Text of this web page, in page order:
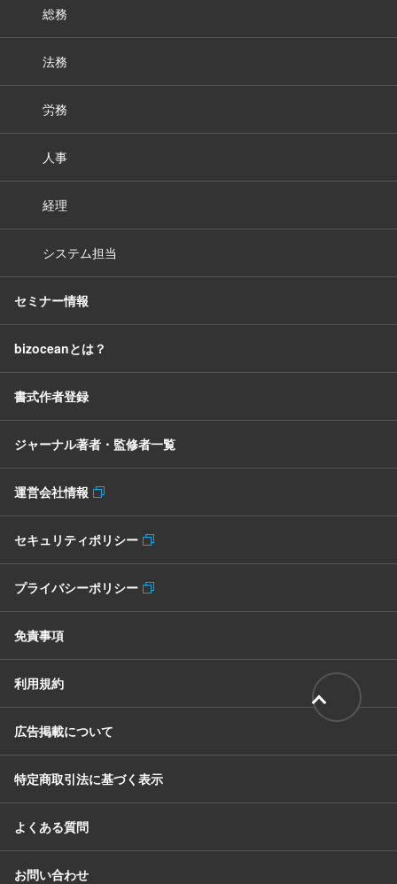
総務
法務
労務
人事
経理
システム担当
セミナー情報
bizoceanとは？
書式作者登録
ジャーナル著者・監修者一覧
運営会社情報
セキュリティポリシー
プライバシーポリシー
免責事項
利用規約
広告掲載について
特定商取引法に基づく表示
よくある質問
お問い合わせ